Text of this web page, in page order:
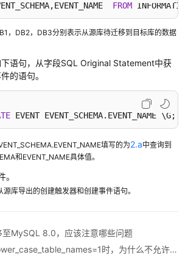
FROM
，DB2，DB3分别表示从源库待迁移到目标库的数据
语句，从字段SQL Original Statement中获
的语句。
EVENT EVENT_SCHEMA.EVENT_NAME \G;
填写的为2.a中查询到
和EVENT_NAME具体值。
库导出的创建触发器和创建事件语句。
至MySQL 8.0，应该注意哪些问题
下一篇：源库参数lower_case_table_names=1时，为什么不允许迁移包含大写字母的库或者表